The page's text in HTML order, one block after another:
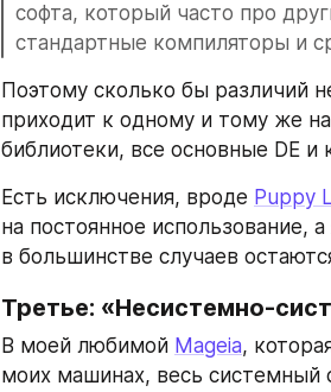
софта, который часто про
стандартные компиляторы и
Поэтому сколько бы различий
приходит к одному и тому же
библиотеки, все основные DE
Есть исключения, вроде Puppy
на постоянное использование,
в большинстве случаев
Третье: «Несистемно-
В моей любимой Mageia,
моих машинах, весь системный